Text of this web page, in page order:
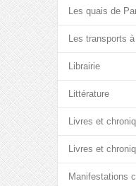
Les quais de
Les transports
Librairie
Littérature
Livres et
Livres et
Manifestations